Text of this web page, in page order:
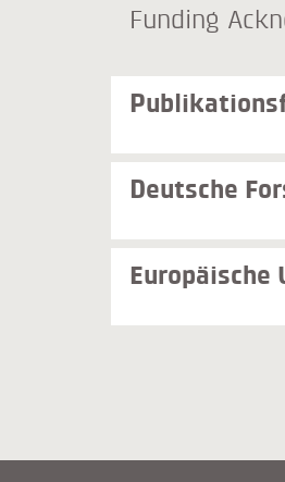
Funding
Deutsche
Europäische